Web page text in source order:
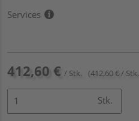
Services
412,60 € / Stk. (412,60 € /
Stk.